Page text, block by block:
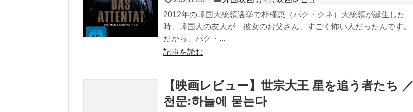
2012年の韓国大統領選挙で朴槿恵（パク・クネ）大統領が誕生した
時、韓国人の友人が「彼女のお父さん、すごく怖い人だったんです。
だから、パク・...
記事を読む
【映画レビュー】世宗大王 星を追う者たち ／
천문:하늘에 묻는다